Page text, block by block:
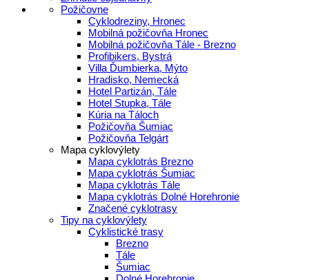
Požičovne
Cyklodreziny, Hronec
Mobilná požičovňa Hronec
Mobilná požičovňa Tále - Brezno
Profibikers, Bystrá
Villa Ďumbierka, Mýto
Hradisko, Nemecká
Hotel Partizán, Tále
Hotel Stupka, Tále
Kúria na Táloch
Požičovňa Šumiac
Požičovňa Telgárt
Mapa cyklovýlety
Mapa cyklotrás Brezno
Mapa cyklotrás Šumiac
Mapa cyklotrás Tále
Mapa cyklotrás Dolné Horehronie
Značené cyklotrasy
Tipy na cyklovýlety
Cyklistické trasy
Brezno
Tále
Šumiac